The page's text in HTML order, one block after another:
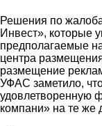
Решения по
Инвест», которые
предполагаемые
центра
размещение
УФАС заметило,
удовлетворенную
компани» на те же